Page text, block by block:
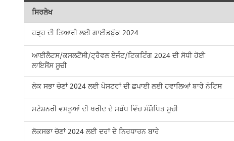
ਸਿਰਲੇਖ
ਹੜ੍ਹ ਦੀ ਤਿਆਰੀ ਲਈ ਗਾਈਡਬੁੱਕ 2024
ਆਈਲੈਟਸ/ਕਸਲਟੈਂਸੀ/ਟ੍ਰੈਵਲ ਏਜੰਟ/ਟਿਕਟਿੰਗ 2024 ਦੀ ਸੋਧੀ ਹੋਈ
ਲਾਇਸੈਂਸ ਸੂਚੀ
ਲੋਕ ਸਭਾ ਚੋਣਾਂ 2024 ਲਈ ਪੋਸਟਰਾਂ ਦੀ ਛਪਾਈ ਲਈ ਹਵਾਲਿਆਂ ਬਾਰੇ ਨੋਟਿਸ
ਸਟੇਸ਼ਨਰੀ ਵਸਤੂਆਂ ਦੀ ਖਰੀਦ ਦੇ ਸਬੰਧ ਵਿੱਚ ਸੰਸ਼ੋਧਿਤ ਸੂਚੀ
ਲੋਕਸਭਾ ਚੋਣਾਂ 2024 ਲਈ ਦਰਾਂ ਦੇ ਨਿਰਧਾਰਨ ਬਾਰੇ